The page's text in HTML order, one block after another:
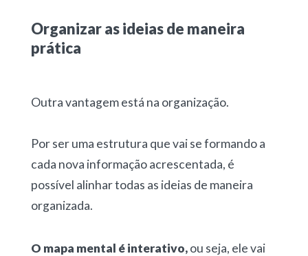
Organizar as ideias de maneira
prática
Outra vantagem está na organização.
Por ser uma estrutura que vai se formando a
cada nova informação acrescentada, é
possível alinhar todas as ideias de maneira
organizada.
O mapa mental é interativo,ou seja, ele vai